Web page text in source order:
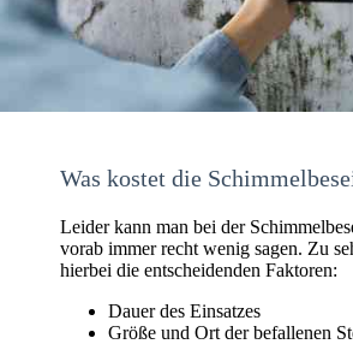
Was kostet die
Leider kann man bei der
vorab immer recht wenig sagen. Zu
hierbei die entscheidenden Faktoren:
Dauer des Einsatzes
Größe und Ort der befallenen